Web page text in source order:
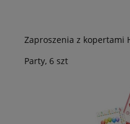
Zaproszenia z kopertami
Party, 6 szt